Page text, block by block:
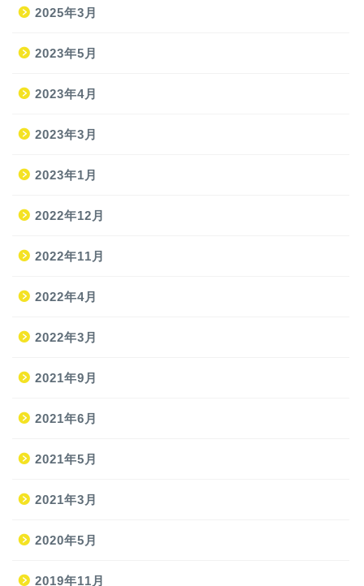
2025年3月
2023年5月
2023年4月
2023年3月
2023年1月
2022年12月
2022年11月
2022年4月
2022年3月
2021年9月
2021年6月
2021年5月
2021年3月
2020年5月
2019年11月